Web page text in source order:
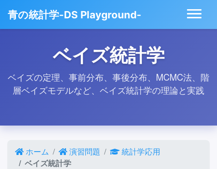
青の統計学-DS Playground-
ベイズ統計学
ベイズの定理、事前分布、事後分布、MCMC法、階
層ベイズモデルなど、ベイズ統計学の理論と実践
ホーム 演習問題
統計学応用
ベイズ統計学